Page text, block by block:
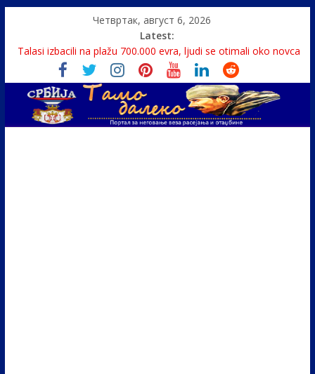
Четвртак, август 6, 2026
Latest:
Monasi spasili dete sa litice visoke 15 metara
Talasi izbacili na plažu 700.000 evra, ljudi se otimali oko novca
Srbin zaspao na Dunavu, reka ga odnela u Rumuniju
Politika i seks glavne teme srpskih medija
U Srbiji pola miliona migranata, 100 000 stranaca se zaposlilo